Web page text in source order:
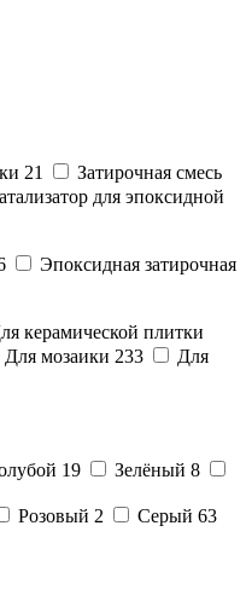
21
Затирочная смесь
для эпоксидной
Эпоксидная затирочная
керамической плитки
Для мозаики 233
Для
19 Зелёный 8
Розовый 2 Серый 63